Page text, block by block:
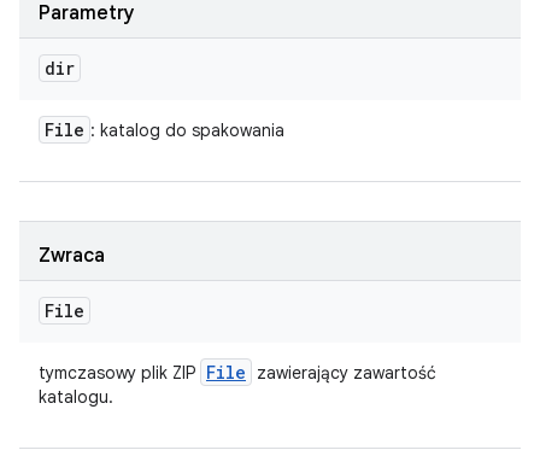
Parametry
dir
File : katalog do spakowania
Zwraca
File
tymczasowy plik ZIP File
zawierający zawartość
katalogu.